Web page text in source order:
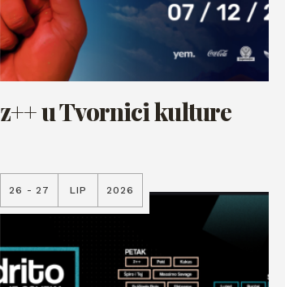
z++ u Tvornici kulture
26 - 27 LIP 2026